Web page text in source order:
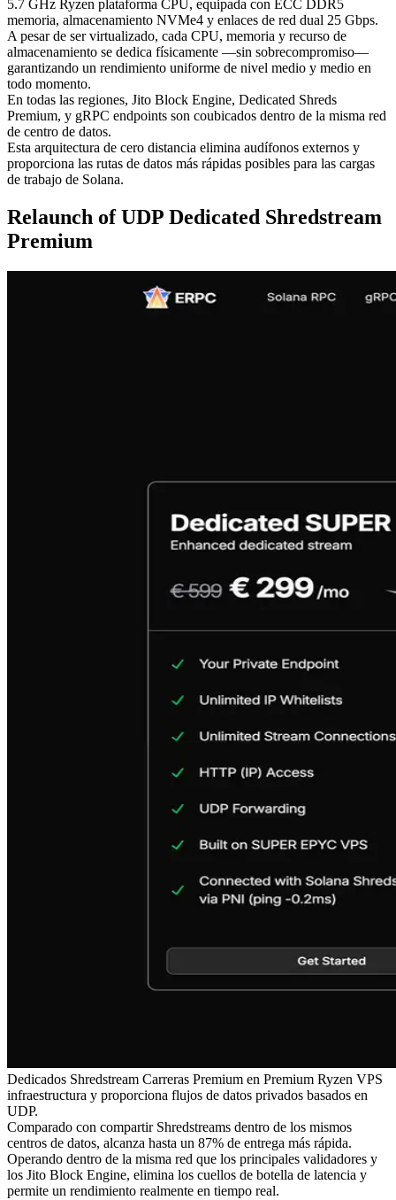
5.7 GHz Ryzen plataforma CPU, equipada con ECC DDR5
memoria, almacenamiento NVMe4 y enlaces de red dual 25 Gbps.
A pesar de ser virtualizado, cada CPU, memoria y recurso de
almacenamiento se dedica físicamente —sin sobrecompromiso—
garantizando un rendimiento uniforme de nivel medio y medio en
todo momento.
En todas las regiones, Jito Block Engine, Dedicated Shreds
Premium, y gRPC endpoints son coubicados dentro de la misma red
de centro de datos.
Esta arquitectura de cero distancia elimina audífonos externos y
proporciona las rutas de datos más rápidas posibles para las cargas
de trabajo de Solana.
Relaunch of UDP Dedicated Shredstream
Premium
Dedicados Shredstream Carreras Premium en Premium Ryzen VPS
infraestructura y proporciona flujos de datos privados basados en
UDP.
Comparado con compartir Shredstreams dentro de los mismos
centros de datos, alcanza hasta un 87% de entrega más rápida.
Operando dentro de la misma red que los principales validadores y
los Jito Block Engine, elimina los cuellos de botella de latencia y
permite un rendimiento realmente en tiempo real.